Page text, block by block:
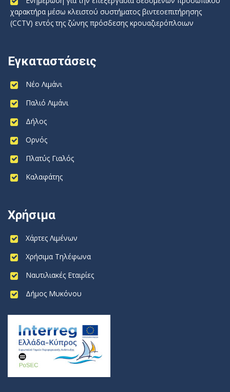
χαρακτήρα μέσω κλειστού συστήματος βιντεοεπιτήρησης
(CCTV) εντός της ζώνης πρόσδεσης κρουαζιερόπλοιων
Εγκαταστάσεις
Νέο Λιμάνι
Παλιό Λιμάνι
Δήλος
Ορνός
Πλατύς Γιαλός
Καλαφάτης
Χρήσιμα
Χάρτες Λιμένων
Χρήσιμα Τηλέφωνα
Ναυτιλιακές Εταιρίες
Δήμος Μυκόνου